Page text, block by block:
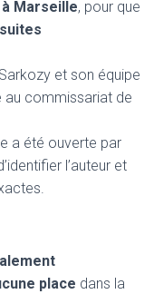
Marseille, pour que
et son équipe
au commissariat de
a été ouverte par
l’auteur et
place dans la